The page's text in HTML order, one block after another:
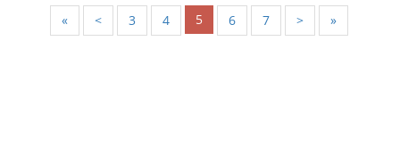
« < 3 4 5 6 7 > »